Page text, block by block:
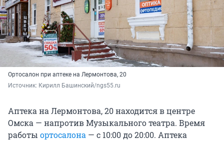
Ортосалон при аптеке на Лермонтова, 20
Источник: Кирилл Башинский/ngs55.ru
Аптека на Лермонтова, 20 находится в центре
Омска — напротив Музыкального театра. Время
работы ортосалона — с 10:00 до 20:00. Аптека